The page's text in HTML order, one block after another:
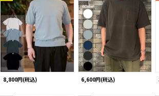
8,800円(税込) 6,600円(税込)